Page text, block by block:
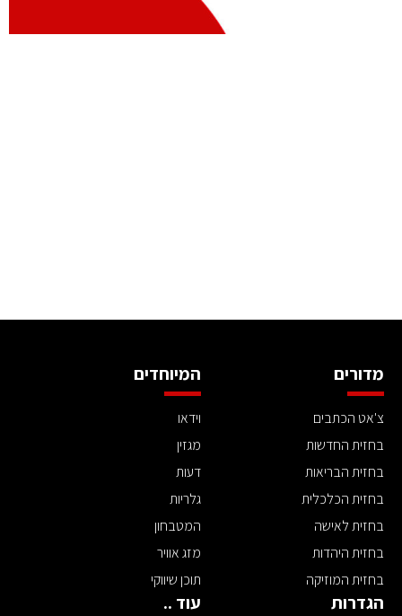
מדורים
צ'אט הכתבים
בחזית החדשות
בחזית הבריאות
בחזית הכלכלית
בחזית לאישה
בחזית היהדות
בחזית המוזיקה
המיוחדים
וידאו
מגזין
דעות
גלריות
המטבחון
מזג אוויר
תוכן שיווקי
הגדרות עוד ..